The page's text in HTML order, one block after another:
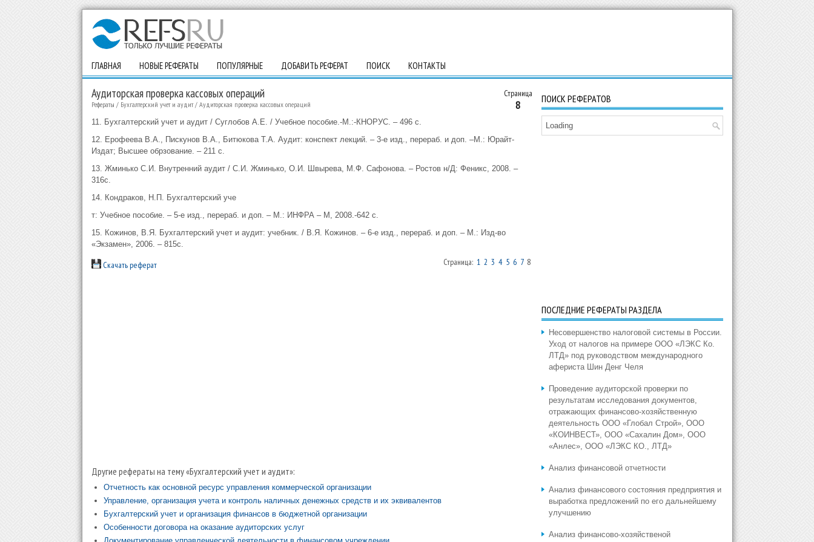
ГЛАВНАЯ НОВЫЕ РЕФЕРАТЫ ПОПУЛЯРНЫЕ ДОБАВИТЬ РЕФЕРАТ ПОИСК КОНТАКТЫ
Страница
8
Аудиторская проверка кассовых операций
Рефераты / Бухгалтерский учет и аудит/ Аудиторская проверка кассовых операций
11. Бухгалтерский учет и аудит / Суглобов А.Е. / Учебное пособие.-М.:-КНОРУС. – 496 с.
12. Ерофеева В.А., Пискунов В.А., Битюкова Т.А. Аудит: конспект лекций. – 3-е изд., перераб. и доп. –М.: Юрайт-
Издат; Высшее обрзование. – 211 с.
13. Жминько С.И. Внутренний аудит / С.И. Жминько, О.И. Швырева, М.Ф. Сафонова. – Ростов н/Д: Феникс, 2008. –
316с.
14. Кондраков, Н.П. Бухгалтерский уче
т: Учебное пособие. – 5-е изд., перераб. и доп. – М.: ИНФРА – М, 2008.-642 с.
15. Кожинов, В.Я. Бухгалтерский учет и аудит: учебник. / В.Я. Кожинов. – 6-е изд., перераб. и доп. – М.: Изд-во
«Экзамен», 2006. – 815с.
Скачать реферат Страница: 1 2 3 4 5 6 78
Другие рефераты на тему «Бухгалтерский учет и аудит»:
Отчетность как основной ресурс управления коммерческой организации
Управление, организация учета и контроль наличных денежных средств и их эквивалентов
Бухгалтерский учет и организация финансов в бюджетной организации
Особенности договора на оказание аудиторских услуг
ПОИСК РЕФЕРАТОВ
Loading
ПОСЛЕДНИЕ РЕФЕРАТЫ РАЗДЕЛА
Несовершенство налоговой системы в России.
Уход от налогов на примере ООО «ЛЭКС Ко.
ЛТД» под руководством международного
афериста Шин Денг Челя
Проведение аудиторской проверки по
результатам исследования документов,
отражающих финансово-хозяйственную
деятельность ООО «Глобал Строй», ООО
«КОИНВЕСТ», ООО «Сахалин Дом», ООО
«Анлес», ООО «ЛЭКС КО., ЛТД»
Анализ финансовой отчетности
Анализ финансового состояния предприятия и
выработка предложений по его дальнейшему
улучшению
Анализ финансово-хозяйственой